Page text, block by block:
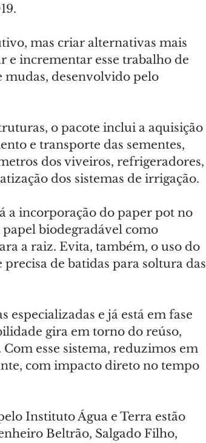
mas criar alternativas mais
e incrementar esse trabalho de
mudas, desenvolvido pelo
o pacote inclui a aquisição
e transporte das sementes,
dos viveiros, refrigeradores,
dos sistemas de irrigação.
a incorporação do paper pot no
biodegradável como
a raiz. Evita, também, o uso do
de batidas para soltura das
especializadas e já está em fase
gira em torno do reúso,
esse sistema, reduzimos em
com impacto direto no tempo
Instituto Água e Terra estão
Beltrão, Salgado Filho,